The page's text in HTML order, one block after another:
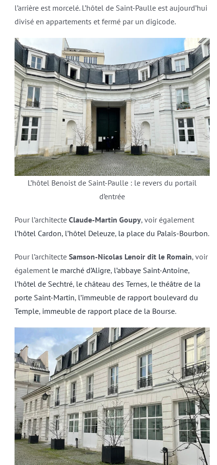
l’arrière est morcelé. L’hôtel de Saint-Paulle est aujourd’hui
divisé en appartements et fermé par un digicode.
L’hôtel Benoist de Saint-Paulle : le revers du portail
d’entrée
Pour l’architecte Claude-Martin Goupy, voir également
l’hôtel Cardon, l’hôtel Deleuze, la place du Palais-Bourbon.
Pour l’architecte Samson-Nicolas Lenoir dit le Romain, voir
également le marché d’Aligre, l’abbaye Saint-Antoine,
l’hôtel de Sechtré, le château des Ternes, le théâtre de la
porte Saint-Martin, l’immeuble de rapport boulevard du
Temple, immeuble de rapport place de la Bourse.